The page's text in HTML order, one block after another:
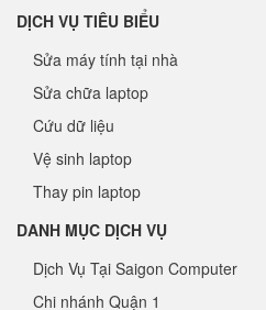
DỊCH VỤ TIÊU BIỂU
Sửa máy tính tại nhà
Sửa chữa laptop
Cứu dữ liệu
Vệ sinh laptop
Thay pin laptop
DANH MỤC DỊCH VỤ
Dịch Vụ Tại Saigon Computer
Chi nhánh Quận 1